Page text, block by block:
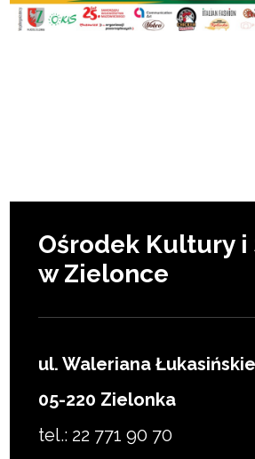
Ośrodek Kultury i
w Zielonce
ul. Waleriana
05-220 Zielonka
tel.: 22 771 90 70